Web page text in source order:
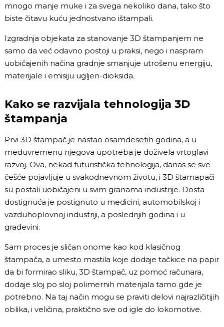
mnogo manje muke i za svega nekoliko dana, tako što
biste čitavu kuću jednostvano ištampali.
Izgradnja objekata za stanovanje 3D štampanjem ne
samo da već odavno postoji u praksi, nego i naspram
uobičajenih načina gradnje smanjuje utrošenu energiju,
materijale i emisiju ugljen-dioksida.
Kako se razvijala tehnologija 3D
štampanja
Prvi 3D štampač je nastao osamdesetih godina, a u
međuvremenu njegova upotreba je doživela vrtoglavi
razvoj. Ova, nekad futuristička tehnologija, danas se sve
češće pojavljuje u svakodnevnom životu, i 3D štamapači
su postali uobičajeni u svim granama industrije. Dosta
dostignuća je postignuto u medicini, automobilskoj i
vazduhoplovnoj industriji, a poslednjih godina i u
građevini.
Sam proces je sličan onome kao kod klasičnog
štampača, a umesto mastila koje dodaje tačkice na papir
da bi formirao sliku, 3D štampač, uz pomoć računara,
dodaje sloj po sloj polimernih materijala tamo gde je
potrebno. Na taj način mogu se praviti delovi najrazličitijih
oblika, i veličina, praktično sve od igle do lokomotive.